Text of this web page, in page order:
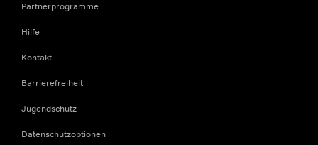
Partnerprogramme
Hilfe
Kontakt
Barrierefreiheit
Jugendschutz
Datenschutzoptionen